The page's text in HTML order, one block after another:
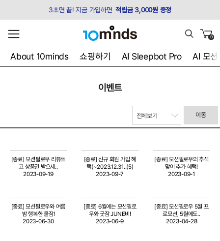
3초면 끝! 지금 가입하면 적립금 3,000원 증정
0
About 10minds 쇼핑하기 AI Sleepbot Pro AI 모션
이벤트
이동
[종료] 모션필로우 리뷰쓰
고 상품권 받으세..
2023-09-19
[종료] 신규 회원 가입 혜
택(~2023.12.31..(5)
2023-09-7
[종료] 모션필로우의 추석
맞이 추가 혜택!
2023-09-1
[종료] 모션필로우와 여름
밤 행복한 쿨잠!
2023-06-30
[종료] 6월에는 모션필로
우와 굿잠 JUNE비!
2023-06-9
[종료] 모션필로우 5월 프
로모션, 5월에도..
2023-04-28